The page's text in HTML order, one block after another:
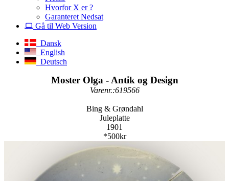
Hvorfor X er ?
Garanteret Nedsat
Gå til Web Version
Dansk
English
Deutsch
Moster Olga - Antik og Design
Varenr.:619566
Bing & Grøndahl
Juleplatte
1901
*500kr